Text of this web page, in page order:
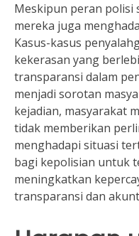
Meskipun peran polisi
mereka juga
Kasus-kasus
kekerasan yang
transparansi dalam
menjadi sorotan
kejadian, masyarakat
tidak memberikan
menghadapi situasi
bagi kepolisian untuk
meningkatkan
transparansi dan